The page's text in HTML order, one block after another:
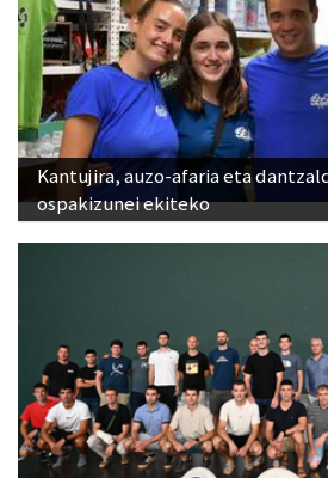
Kantujira, auzo-afaria eta
ospakizunei ekiteko